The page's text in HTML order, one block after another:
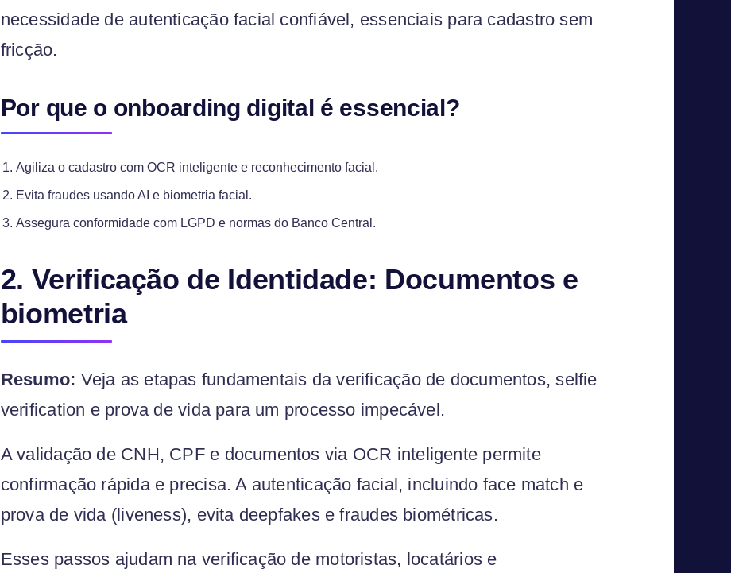
necessidade de autenticação facial confiável, essenciais para cadastro sem
fricção.
Por que o onboarding digital é essencial?
Agiliza o cadastro com OCR inteligente e reconhecimento facial.
Evita fraudes usando AI e biometria facial.
Assegura conformidade com LGPD e normas do Banco Central.
2. Verificação de Identidade: Documentos e
biometria
Resumo: Veja as etapas fundamentais da verificação de documentos, selfie
verification e prova de vida para um processo impecável.
A validação de CNH, CPF e documentos via OCR inteligente permite
confirmação rápida e precisa. A autenticação facial, incluindo face match e
prova de vida (liveness), evita deepfakes e fraudes biométricas.
Esses passos ajudam na verificação de motoristas, locatários e